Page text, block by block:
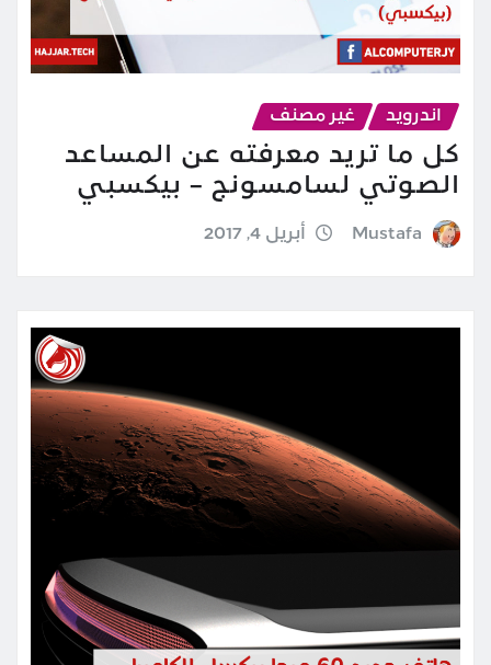
اندرويد غير مصنف
كل ما تريد معرفته عن المساعد
الصوتي لسامسونج – بيكسبي
Mustafa أبريل 4, 2017